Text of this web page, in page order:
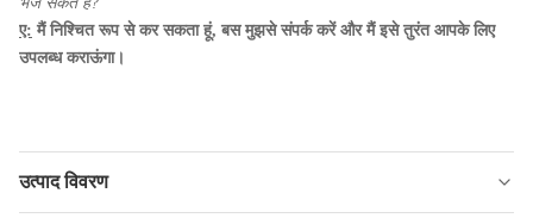
ए: मैं निश्चित रूप से कर सकता हूं, बस मुझसे संपर्क करें और मैं इसे तुरंत आपके लिए
उपलब्ध कराऊंगा।
उत्पाद विवरण